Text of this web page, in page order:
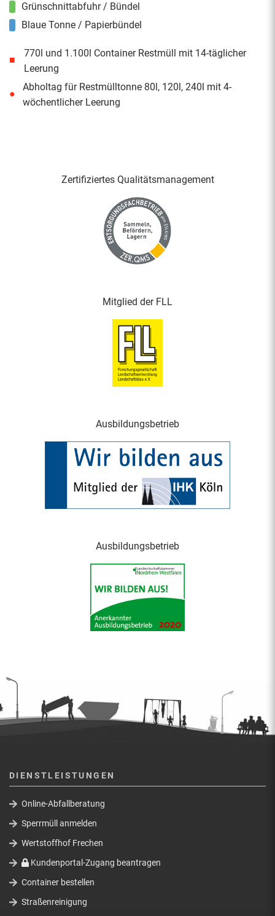
Grünschnittabfuhr / Bündel
Blaue Tonne / Papierbündel
■
770l und 1.100l Container Restmüll mit 14-täglicher
Leerung
●
Abholtag für Restmülltonne 80l, 120l, 240l mit 4-
wöchentlicher Leerung
Zertifiziertes Qualitäts­management
Mitglied der FLL
Ausbildungsbetrieb
Ausbildungsbetrieb
DIENSTLEISTUNGEN
Online-Abfallberatung
Sperrmüll anmelden
Wertstoffhof Frechen
Kundenportal-Zugang beantragen
Container bestellen
Straßenreinigung